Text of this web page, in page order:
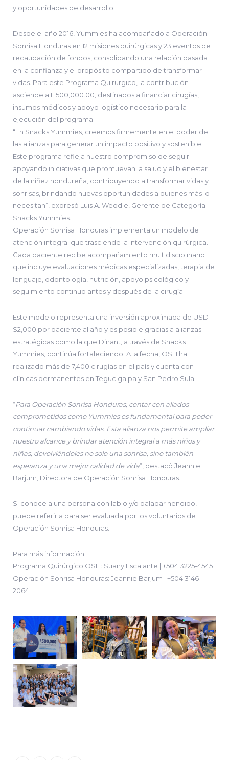
y oportunidades de desarrollo.
Desde el año 2016, Yummies ha acompañado a Operación
Sonrisa Honduras en 12 misiones quirúrgicas y 23 eventos de
recaudación de fondos, consolidando una relación basada
en la confianza y el propósito compartido de transformar
vidas. Para este Programa Quirurgico, la contribución
asciende a L 500,000.00, destinados a financiar cirugías,
insumos médicos y apoyo logístico necesario para la
ejecución del programa.
“En Snacks Yummies, creemos firmemente en el poder de
las alianzas para generar un impacto positivo y sostenible.
Este programa refleja nuestro compromiso de seguir
apoyando iniciativas que promuevan la salud y el bienestar
de la niñez hondureña, contribuyendo a transformar vidas y
sonrisas, brindando nuevas oportunidades a quienes más lo
necesitan”, expresó Luis A. Weddle, Gerente de Categoría
Snacks Yummies.
Operación Sonrisa Honduras implementa un modelo de
atención integral que trasciende la intervención quirúrgica.
Cada paciente recibe acompañamiento multidisciplinario
que incluye evaluaciones médicas especializadas, terapia de
lenguaje, odontología, nutrición, apoyo psicológico y
seguimiento continuo antes y después de la cirugía.
Este modelo representa una inversión aproximada de USD
$2,000 por paciente al año y es posible gracias a alianzas
estratégicas como la que Dinant, a través de Snacks
Yummies, continúa fortaleciendo. A la fecha, OSH ha
realizado más de 7,400 cirugías en el país y cuenta con
clínicas permanentes en Tegucigalpa y San Pedro Sula.
“Para Operación Sonrisa Honduras, contar con aliados
comprometidos como Yummies es fundamental para poder
continuar cambiando vidas. Esta alianza nos permite ampliar
nuestro alcance y brindar atención integral a más niños y
niñas, devolviéndoles no solo una sonrisa, sino también
esperanza y una mejor calidad de vida”, destacó Jeannie
Barjum, Directora de Operación Sonrisa Honduras.
Si conoce a una persona con labio y/o paladar hendido,
puede referirla para ser evaluada por los voluntarios de
Operación Sonrisa Honduras.
Para más información:
Programa Quirúrgico OSH: Suany Escalante | +504 3225-4545
Operación Sonrisa Honduras: Jeannie Barjum | +504 3146-
2064